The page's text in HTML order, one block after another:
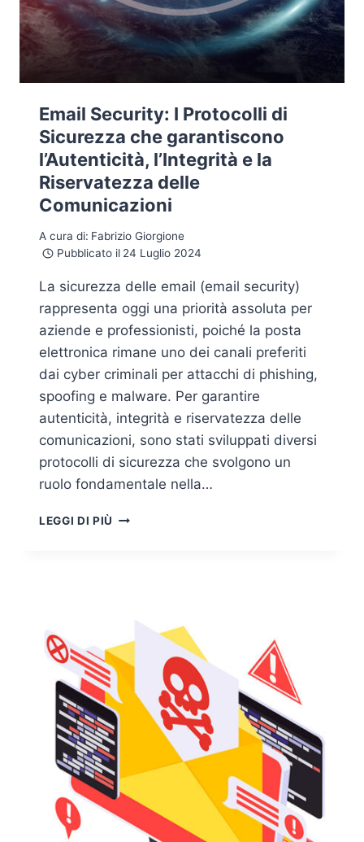
Email Security: I Protocolli di
Sicurezza che garantiscono
l’Autenticità, l’Integrità e la
Riservatezza delle
Comunicazioni
A cura di: Fabrizio Giorgione
Pubblicato il 24 Luglio 2024
La sicurezza delle email (email security)
rappresenta oggi una priorità assoluta per
aziende e professionisti, poiché la posta
elettronica rimane uno dei canali preferiti
dai cyber criminali per attacchi di phishing,
spoofing e malware. Per garantire
autenticità, integrità e riservatezza delle
comunicazioni, sono stati sviluppati diversi
protocolli di sicurezza che svolgono un
ruolo fondamentale nella…
LEGGI DI PIÙ EMAIL
GARANTISCONO
L’AUTENTICITÀ,
L’INTEGRITÀ
LA
RISERVATEZZA
DELLE
COMUNICAZIONI